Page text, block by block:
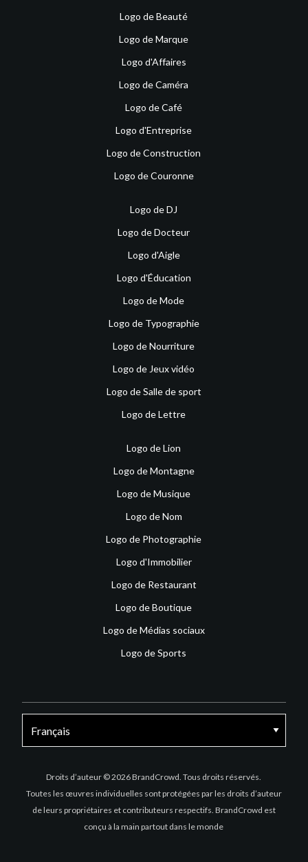
Logo de Beauté
Logo de Marque
Logo d'Affaires
Logo de Caméra
Logo de Café
Logo d'Entreprise
Logo de Construction
Logo de Couronne
Logo de DJ
Logo de Docteur
Logo d'Aigle
Logo d'Éducation
Logo de Mode
Logo de Typographie
Logo de Nourriture
Logo de Jeux vidéo
Logo de Salle de sport
Logo de Lettre
Logo de Lion
Logo de Montagne
Logo de Musique
Logo de Nom
Logo de Photographie
Logo d'Immobilier
Logo de Restaurant
Logo de Boutique
Logo de Médias sociaux
Logo de Sports
Droits d’auteur © 2026 BrandCrowd. Tous droits réservés.
Toutes les œuvres individuelles sont protégées par les droits d’auteur
de leurs propriétaires et contributeurs respectifs. BrandCrowd est
conçu à la main partout dans le monde